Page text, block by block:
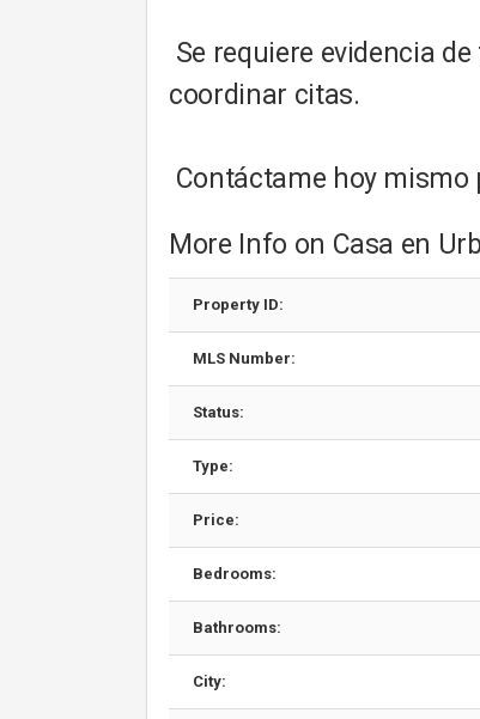
Se requiere evidencia
coordinar citas.
Contáctame hoy
More Info on Casa en
Property ID:
MLS Number:
Status:
Type:
Price:
Bedrooms:
Bathrooms:
City: